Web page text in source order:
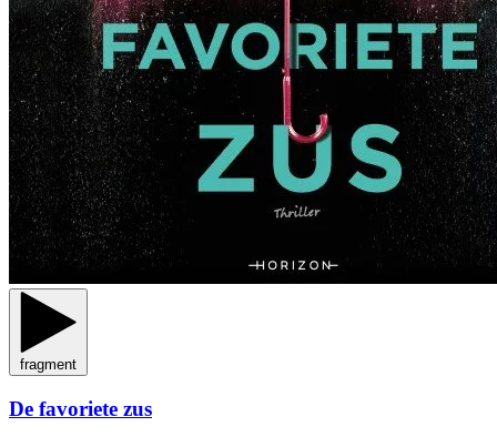
fragment
De favoriete zus